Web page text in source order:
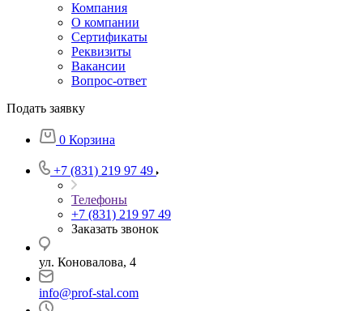
Компания
О компании
Сертификаты
Реквизиты
Вакансии
Вопрос-ответ
Подать заявку
0 Корзина
+7 (831) 219 97 49
Телефоны
+7 (831) 219 97 49
Заказать звонок
ул. Коновалова, 4
info@prof-stal.com